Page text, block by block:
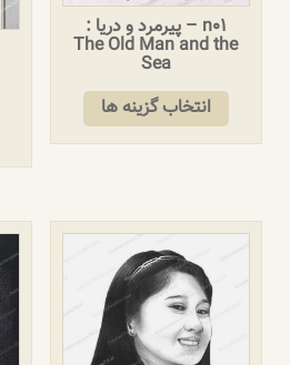
n01 – پیرمرد و دریا :
The Old Man and the
Sea
انتخاب گزینه ها